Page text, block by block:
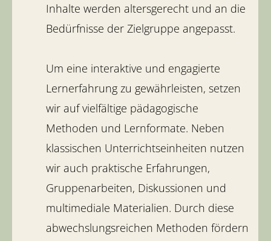
Inhalte werden altersgerecht und an die
Bedürfnisse der Zielgruppe angepasst.
Um eine interaktive und engagierte
Lernerfahrung zu gewährleisten, setzen
wir auf vielfältige pädagogische
Methoden und Lernformate. Neben
klassischen Unterrichtseinheiten nutzen
wir auch praktische Erfahrungen,
Gruppenarbeiten, Diskussionen und
multimediale Materialien. Durch diese
abwechslungsreichen Methoden fördern